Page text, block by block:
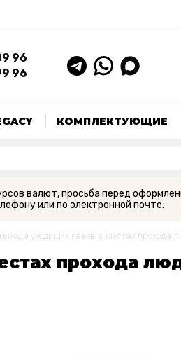
96
96
КОМПЛЕКТУЮЩИЕ
валют, просьба перед
или по электронной почте.
уходящих газов в местах прохода
прохода